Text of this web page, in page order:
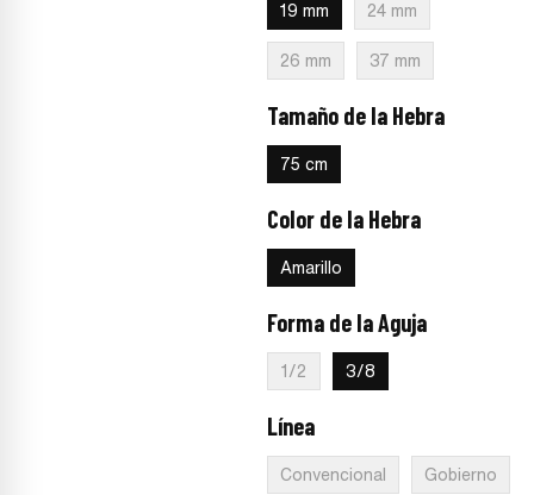
19 mm 24 mm
26 mm 37 mm
Tamaño de la Hebra
75 cm
Color de la Hebra
Amarillo
Forma de la Aguja
1/2 3/8
Línea
Convencional Gobierno